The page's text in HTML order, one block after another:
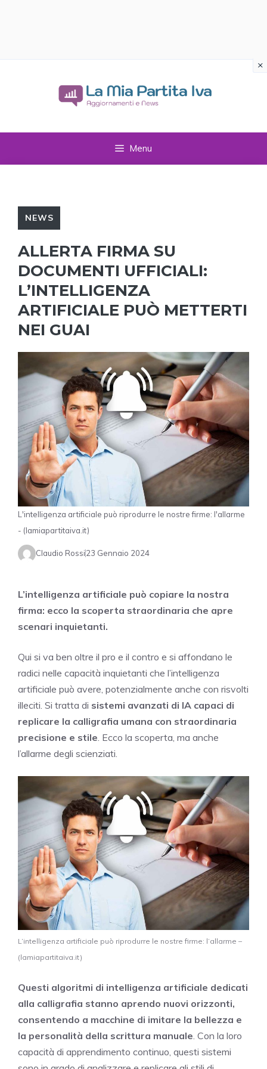
Menu
NEWS
ALLERTA FIRMA SU
DOCUMENTI UFFICIALI:
L’INTELLIGENZA
ARTIFICIALE PUÒ METTERTI
NEI GUAI
L'intelligenza artificiale può riprodurre le nostre firme: l'allarme
- (lamiapartitaiva.it)
Claudio Rossi23 Gennaio 2024
L’intelligenza artificiale può copiare la nostra
firma: ecco la scoperta straordinaria che apre
scenari inquietanti.
Qui si va ben oltre il pro e il contro e si affondano le
radici nelle capacità inquietanti che l’intelligenza
artificiale può avere, potenzialmente anche con risvolti
illeciti. Si tratta di sistemi avanzati di IA capaci di
replicare la calligrafia umana con straordinaria
precisione e stile . Ecco la scoperta, ma anche
l’allarme degli scienziati.
L’intelligenza artificiale può riprodurre le nostre firme: l’allarme –
(lamiapartitaiva.it)
Questi algoritmi di intelligenza artificiale dedicati
alla calligrafia stanno aprendo nuovi orizzonti,
consentendo a macchine di imitare la bellezza e
la personalità della scrittura manuale. Con la loro
capacità di apprendimento continuo, questi sistemi
×